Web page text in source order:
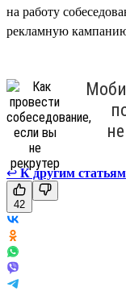
на работу
рекламную
↩ К другим статьям
42